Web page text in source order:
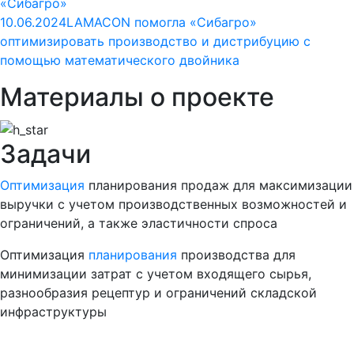
10.06.2024LAMACON помогла «Сибагро»
оптимизировать производство и дистрибуцию с
помощью математического двойника
Материалы о проекте
Задачи
Оптимизация планирования продаж для максимизации
выручки с учетом производственных возможностей и
ограничений, а также эластичности спроса
Оптимизация планирования производства для
минимизации затрат с учетом входящего сырья,
разнообразия рецептур и ограничений складской
инфраструктуры